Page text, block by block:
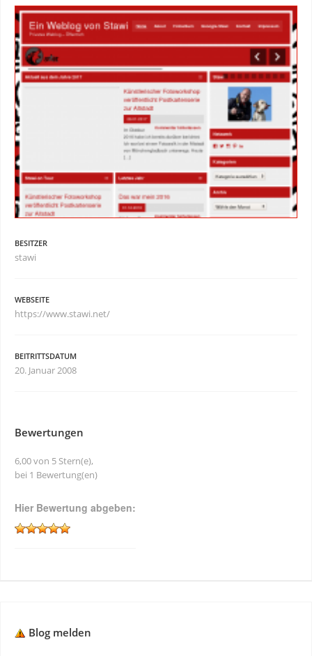
BESITZER
stawi
WEBSEITE
https://www.stawi.net/
BEITRITTSDATUM
20. Januar 2008
Bewertungen
6,00 von 5 Stern(e),
bei 1 Bewertung(en)
Hier Bewertung abgeben:
Blog melden